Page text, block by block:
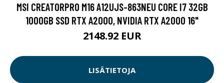
MSI CREATORPRO M16 A12UJS-863NEU CORE I7 32GB
1000GB SSD RTX A2000, NVIDIA RTX A2000 16"
2148.92 EUR
LISÄTIETOJA